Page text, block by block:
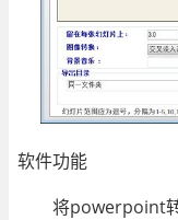
软件功能
将powerpoint转